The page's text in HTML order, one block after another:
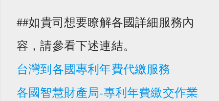
##如貴司想要瞭解各國詳細服務內
容，請參看下述連結。
台灣到各國專利年費代繳服務
各國智慧財產局-專利年費繳交作業